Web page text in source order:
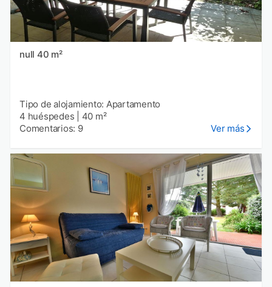
null 40 m²
Tipo de alojamiento: Apartamento
4 huéspedes
40 m²
Comentarios: 9
Ver más